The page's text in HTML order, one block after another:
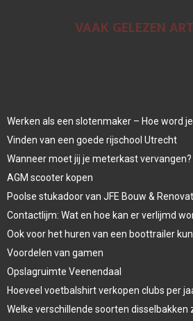
VAAK GELEZEN
Werken als een slotenmaker – Hoe word
Vinden van een goede rijschool Utrecht
Wanneer moet jij je meterkast vervangen?
AGM scooter kopen
Poolse stukadoor van JFE Bouw &
Contactlijm: Wat en hoe kan er verlijmd
Ook voor het huren van een boottrailer
Voordelen van gamen
Opslagruimte Veenendaal
Hoeveel voetbalshirt verkopen clubs per
Welke verschillende soorten disselbakken